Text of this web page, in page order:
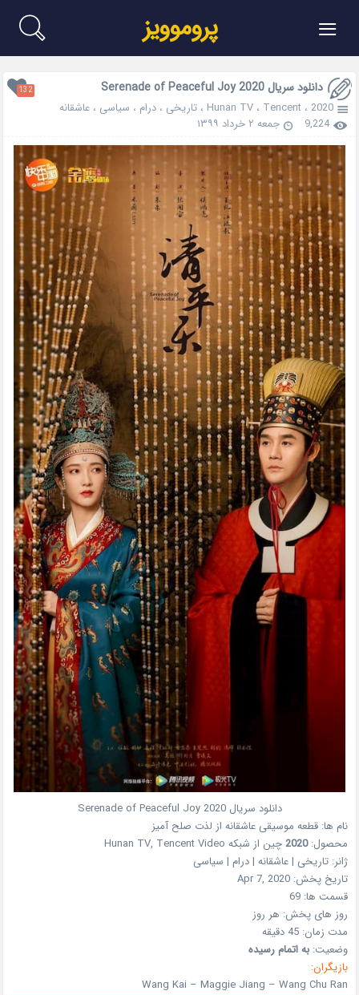
≡ پروموویز
دانلود سریال Serenade of Peaceful Joy 2020 132
2020 ، Hunan TV، Tencent ،تاریخی ،درام ، سیاسی ،عاشقانه
9,224
جمعه ۲ خرداد ۱۳۹۹
دانلود سریال Serenade of Peaceful Joy 2020
نام ها:قطعه موسیقی عاشقانه از لذت صلح آمیز
محصول:2020 چین از شبکه Hunan TV, Tencent Video
ژانر:تاریخی | عاشقانه | درام | سیاسی
تاریخ پخش:Apr 7, 2020
قسمت ها:69
روز های پخش: هر روز
مدت زمان:45 دقیقه
وضعیت:به اتمام رسیده
بازیگران:
Wang Kai – Maggie Jiang – Wang Chu Ran